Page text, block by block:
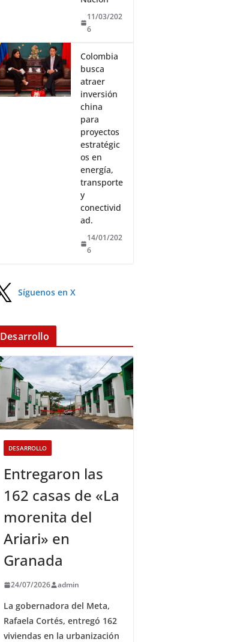
11/03/202
6
Colombia
busca
atraer
inversión
china
para
proyectos
estratégic
os en
energía,
transporte
y
conectivid
ad.
14/01/202
6
Síguenos en X
Desarrollo
DESARROLLO
Entregaron las
162 casas de «La
morenita del
Ariari» en
Granada
24/07/2026 admin
La gobernadora del Meta,
Rafaela Cortés, entregó 162
viviendas en la urbanización